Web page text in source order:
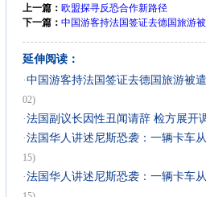
上一篇： 欧盟探寻反恐合作新路径
下一篇： 中国游客持法国签证去德国旅游
延伸阅读：
·中国游客持法国签证去德国旅游被
02)
·法国副议长因性丑闻请辞 检方展开
·法国华人讲述尼斯恐袭：一辆卡车
15)
·法国华人讲述尼斯恐袭：一辆卡车